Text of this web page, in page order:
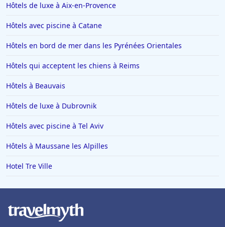
Hôtels de luxe à Aix-en-Provence
Hôtels avec piscine à Catane
Hôtels en bord de mer dans les Pyrénées Orientales
Hôtels qui acceptent les chiens à Reims
Hôtels à Beauvais
Hôtels de luxe à Dubrovnik
Hôtels avec piscine à Tel Aviv
Hôtels à Maussane les Alpilles
Hotel Tre Ville